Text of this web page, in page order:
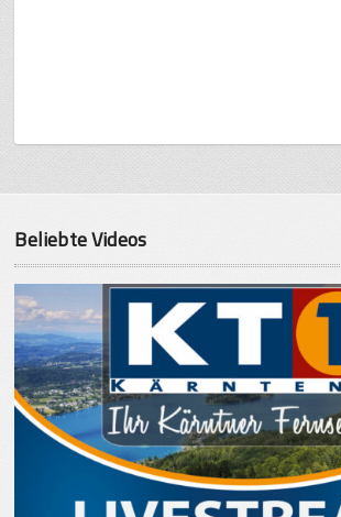
Beliebte Videos